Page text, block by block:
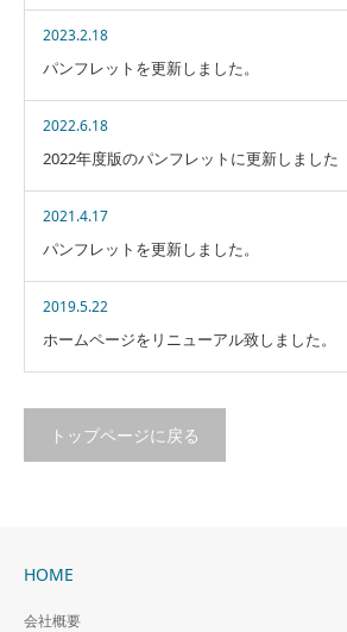
2023.2.18
パンフレットを更新しました。
2022.6.18
2022年度版のパンフレットに更新しました
2021.4.17
パンフレットを更新しました。
2019.5.22
ホームページをリニューアル致しました。
トップページに戻る
HOME
会社概要